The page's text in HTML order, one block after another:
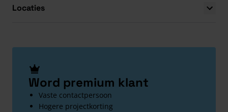
Locaties
Word premium klant
Vaste contactpersoon
Hogere projectkorting